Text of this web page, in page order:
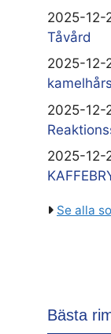
2025-12-
Tåvård
2025-12-
2025-12-
2025-12-
Se alla
Bästa